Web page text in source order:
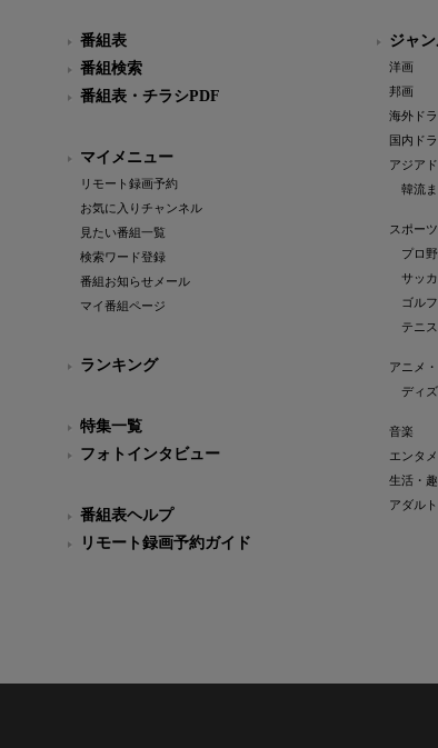
番組表
番組検索
番組表・チラシPDF
マイメニュー
リモート録画予約
お気に入りチャンネル
見たい番組一覧
検索ワード登録
番組お知らせメール
マイ番組ページ
ランキング
特集一覧
フォトインタビュー
番組表ヘルプ
リモート録画予約ガイド
ジャ
洋画
邦画
海外ド
国内ド
アジア
韓流ま
スポーツ
プロ
サッ
ゴルフ
テニス
アニメ
ディ
音楽
エンタメ
生活・
アダルト